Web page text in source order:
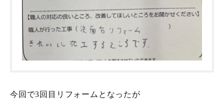
今回で3回目リフォームとなったが